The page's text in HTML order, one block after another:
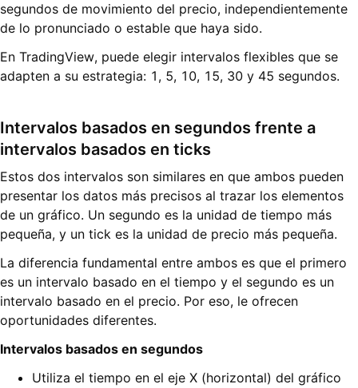
segundos de movimiento del precio, independientemente
de lo pronunciado o estable que haya sido.
En TradingView, puede elegir intervalos flexibles que se
adapten a su estrategia: 1, 5, 10, 15, 30 y 45 segundos.
Intervalos basados en segundos frente a
intervalos basados en ticks
Estos dos intervalos son similares en que ambos pueden
presentar los datos más precisos al trazar los elementos
de un gráfico. Un segundo es la unidad de tiempo más
pequeña, y un tick es la unidad de precio más pequeña.
La diferencia fundamental entre ambos es que el primero
es un intervalo basado en el tiempo y el segundo es un
intervalo basado en el precio. Por eso, le ofrecen
oportunidades diferentes.
Intervalos basados en segundos
Utiliza el tiempo en el eje X (horizontal) del gráfico